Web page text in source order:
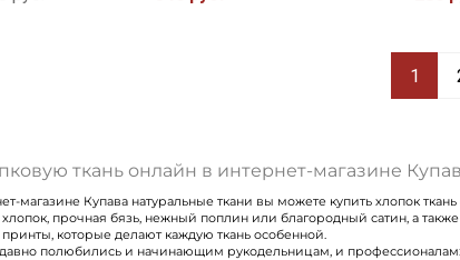
1
ткань онлайн в интернет-магазине
магазине Купава натуральные ткани вы можете купить хлопок
прочная бязь, нежный поплин или благородный сатин, а
которые делают каждую ткань особенной.
полюбились и начинающим рукодельницам, и профессионалам: